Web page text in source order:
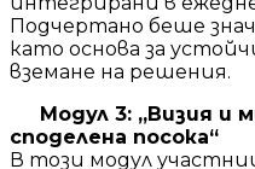
Подчертано беше
като основа за
вземане на решения.
Модул 3: „Визия и
споделена посока“
В този модул